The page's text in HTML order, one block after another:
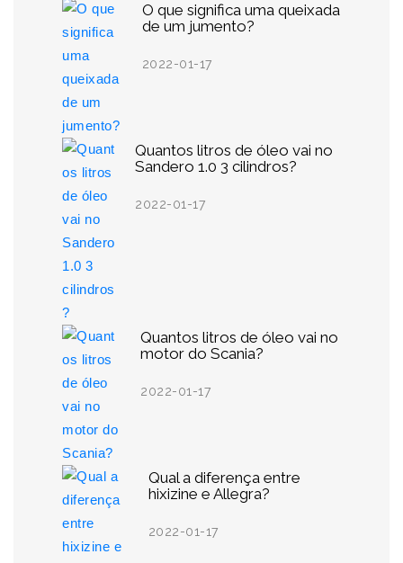
O que significa uma queixada
de um jumento?
2022-01-17
Quantos litros de óleo vai no
Sandero 1.0 3 cilindros?
2022-01-17
Quantos litros de óleo vai no
motor do Scania?
2022-01-17
Qual a diferença entre
hixizine e Allegra?
2022-01-17